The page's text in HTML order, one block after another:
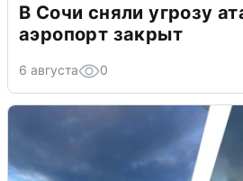
В Сочи сняли угрозу
аэропорт закрыт
6 августа 0